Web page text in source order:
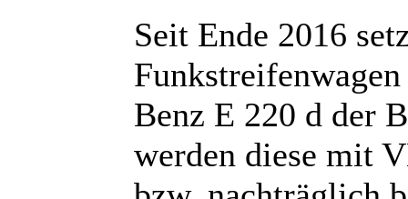
Seit Ende 2016
Benz E 220 d der
werden diese mit